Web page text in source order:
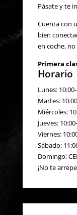
Pásate y te
Cuenta con
bien
en coche,
Primera
Horario
Lunes:
Martes:
Miércoles:
Jueves:
Viernes:
Sábado:
Domingo:
¡No te